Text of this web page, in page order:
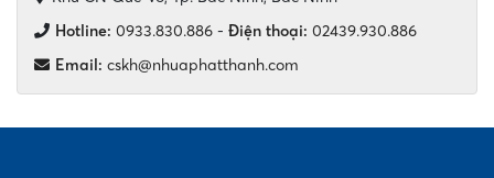
Hotline: 0933.830.886 - Điện thoại: 02439.930.886
Email: cskh@nhuaphatthanh.com